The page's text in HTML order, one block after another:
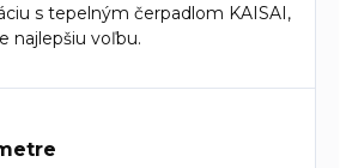
s tepelným čerpadlom KAISAI,
najlepšiu voľbu.